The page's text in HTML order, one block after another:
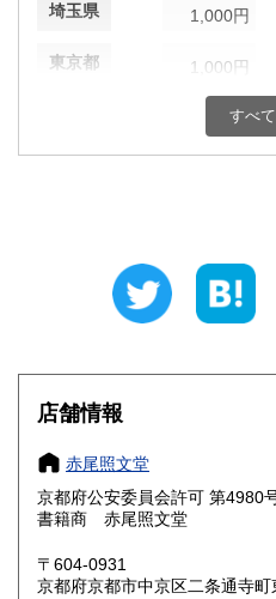
埼玉県 1,000円
東京都 1,000円
1,000円
1,000円
1,000円
滋賀県 1,000円
大阪府
奈良県
鳥取県
岡山県 1,000円
すべ
店舗情報
赤尾照文堂
京都府公安委員会許可 第4980
書籍商 赤尾照文堂
〒604-0931
京都府京都市中京区二条通寺